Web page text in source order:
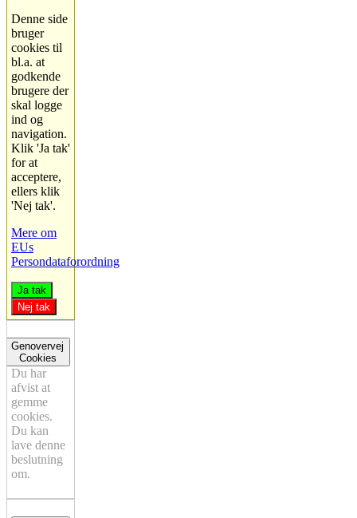
Denne side
bruger
cookies til
bl.a. at
godkende
brugere der
skal logge
ind og
navigation.
Klik 'Ja tak'
for at
acceptere,
ellers klik
'Nej tak'.
Mere om
EUs
Persondataforordning
Ja tak
Nej tak
Genovervej
Cookies
Du har
afvist at
gemme
cookies.
Du kan
lave denne
beslutning
om.